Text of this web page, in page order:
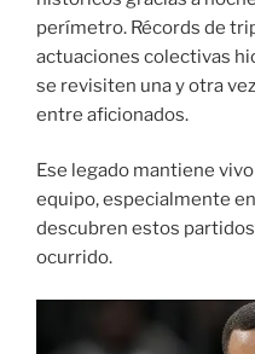
perímetro. Récords de
actuaciones colectivas
se revisiten una y otra
entre aficionados.
Ese legado mantiene
equipo, especialmente
descubren estos
ocurrido.